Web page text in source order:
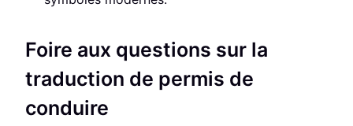
Foire aux questions sur la
traduction de permis de
conduire